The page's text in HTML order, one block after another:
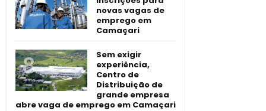
novas vagas de
emprego em
Camaçari
Sem exigir
experiência,
Centro de
Distribuição de
grande empresa
abre vaga de emprego em Camaçari